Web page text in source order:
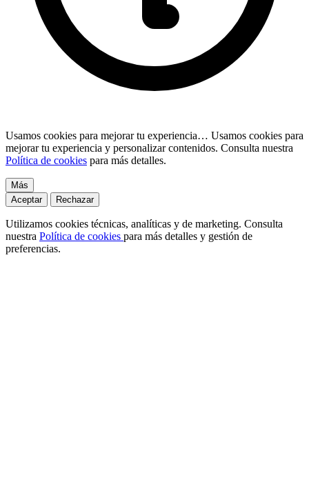
Usamos cookies para mejorar tu experiencia… Usamos cookies para
mejorar tu experiencia y personalizar contenidos. Consulta nuestra
Política de cookies para más detalles.
Más
Aceptar
Rechazar
Utilizamos cookies técnicas, analíticas y de marketing. Consulta
nuestra Política de cookies para más detalles y gestión de
preferencias.